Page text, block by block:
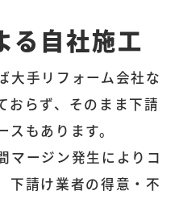
る自社施工
大手リフォーム会社な
おらず、そのまま下請
もあります。
マージン発生によりコ
下請け業者の得意・不